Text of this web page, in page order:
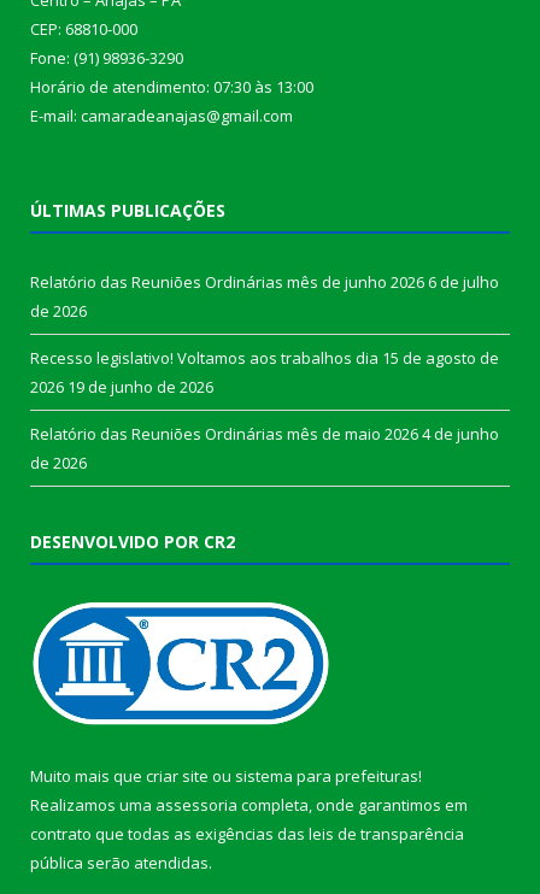
CEP: 68810-000
Fone: (91) 98936-3290
Horário de atendimento: 07:30 às 13:00
E-mail: camaradeanajas@gmail.com
ÚLTIMAS PUBLICAÇÕES
Relatório das Reuniões Ordinárias mês de junho 20266 de julho
de 2026
Recesso legislativo! Voltamos aos trabalhos dia 15 de agosto de
2026 19 de junho de 2026
Relatório das Reuniões Ordinárias mês de maio 20264 de junho
de 2026
DESENVOLVIDO POR CR2
Muito mais que criar site ou sistema para prefeituras!
Realizamos uma assessoria completa, onde garantimos em
contrato que todas as exigências das leis de transparência
pública serão atendidas.